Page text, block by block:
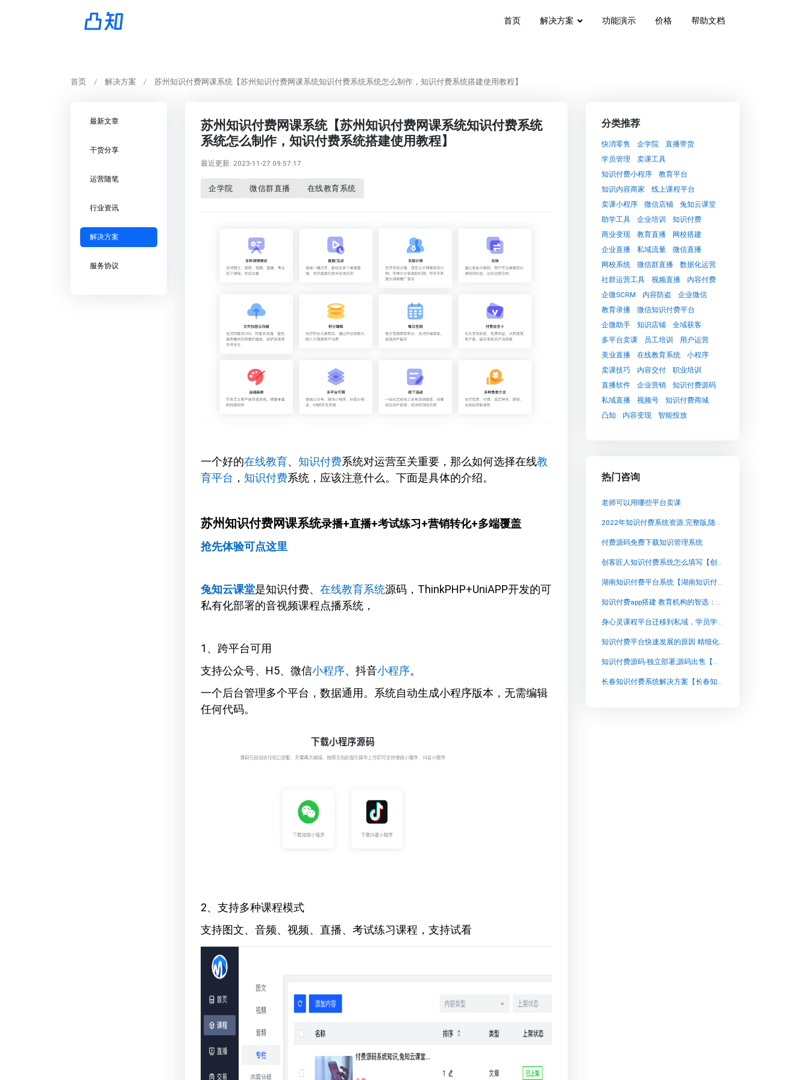
首页 解决方案 功能演示 价格 帮助文档
首页 解决方案 苏州知识付费网课系统【苏州知识付费网课系统知识付费系统系统怎么制作，知识付费系统搭建使用教程】
最新文章
干货分享
运营随笔
行业资讯
解决方案
服务协议
苏州知识付费网课系统【苏州知识付费网课系统知识付费系统
系统怎么制作，知识付费系统搭建使用教程】
最近更新: 2023-11-27 09:57:17
企学院 微信群直播 在线教育系统
一个好的在线教育、 知识付费系统对运营至关重要，那么如何选择在线教
育平台 ， 知识付费系统，应该注意什么。下面是具体的介绍。
苏州知识付费网课系统录播+直播+考试练习+营销转化+多端覆盖
抢先体验可点这里
兔知云课堂是知识付费、 在线教育系统源码，ThinkPHP+UniAPP开发的可
私有化部署的音视频课程点播系统，
1、跨平台可用
支持公众号、H5、微信小程序、抖音小程序。
一个后台管理多个平台，数据通用。系统自动生成小程序版本，无需编辑
任何代码。
2、支持多种课程模式
支持图文、音频、视频、直播、考试练习课程，支持试看
分类推荐
快消零售 企学院
直播带货
学员管理
卖课工具
知识付费小程序
教育平台
知识内容商家
线上课程平台
卖课小程序
微信店铺
兔知云课堂
助学工具
企业培训
知识付费
商业变现
教育直播
网校搭建
企业直播
私域流量
微信直播
网校系统
微信群直播
数据化运营
社群运营工具
视频直播
内容付费
企微SCRM
内容防盗
企业微信
教育录播
微信知识付费平台
企微助手
知识店铺
全域获客
多平台卖课
员工培训
用户运营
美业直播
在线教育系统
小程序
卖课技巧
内容交付
职业培训
直播软件
企业营销
知识付费源码
私域直播
视频号
知识付费商城
凸知
内容变现 智能投放
热门咨询
老师可以用哪些平台卖课
2022年知识付费系统资源.完整版,随时下载【2022年知识付费系统资源.完整版,随时下载知识付费系统系统怎么制作，知识付费系统搭建使用教程】
付费源码免费下载知识管理系统
创客匠人知识付费系统怎么填写【创客匠人知识付费系统怎么填写知识付费系统系统怎么制作，知识付费系统搭建使用教程】
湖南知识付费平台系统【湖南知识付费平台系统知识付费系统系统怎么制作，知识付费系统搭建使用教程】
知识付费app搭建 教育机构的智选：SaaS工具平台助力打造独特网校
身心灵课程平台迁移到私域，学员学习记录和会员权益怎么办？
知识付费平台快速发展的原因 精细化资源管理：教育领域的技术突破
知识付费源码-独立部署,源码出售【知识付费源码-独立部署,源码出售知识付费系统系统怎么制作，知识付费系统搭建使用教程】
长春知识付费系统解决方案【长春知识付费系统解决方案知识付费系统系统怎么制作，知识付费系统搭建使用教程】